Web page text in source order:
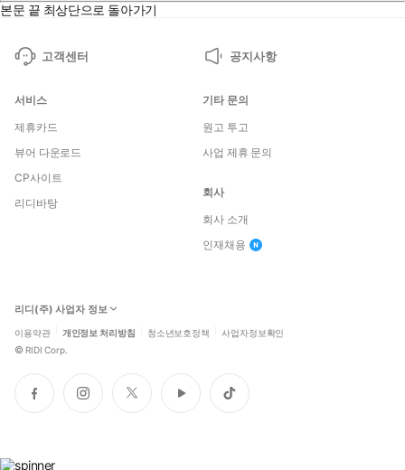
본문 끝 최상단으로 돌아가기
고객센터 공지사항
서비스
제휴카드
뷰어 다운로드
CP사이트
리디바탕
기타 문의
원고 투고
사업 제휴 문의
회사
회사 소개
인재채용
리디(주) 사업자 정보
이용약관 개인정보 처리방침 청소년보호정책 사업자정보확인
© RIDI Corp.
페
이
인
스
트
위
유
튜
틱
톡